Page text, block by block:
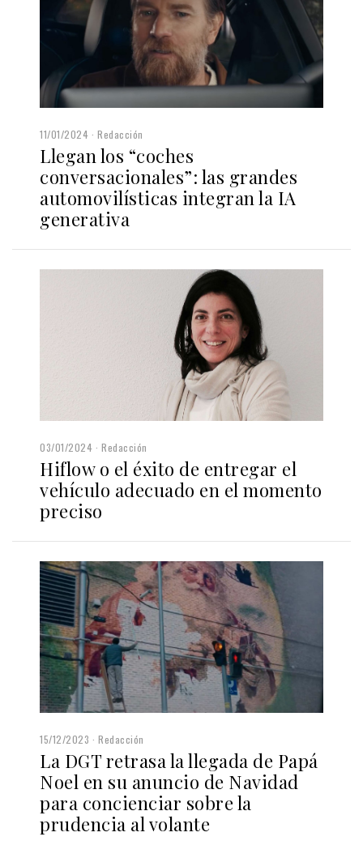
11/01/2024 Redacción
Llegan los “coches
conversacionales”: las grandes
automovilísticas integran la IA
generativa
03/01/2024 Redacción
Hiflow o el éxito de entregar el
vehículo adecuado en el momento
preciso
15/12/2023 Redacción
La DGT retrasa la llegada de Papá
Noel en su anuncio de Navidad
para concienciar sobre la
prudencia al volante